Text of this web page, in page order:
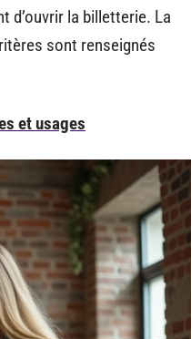
d’ouvrir la billetterie. La
sont renseignés
et usages